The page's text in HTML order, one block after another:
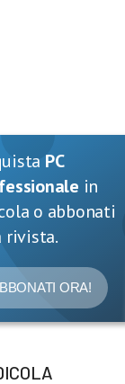
PC
in
o abbonati
rivista.
ORA!